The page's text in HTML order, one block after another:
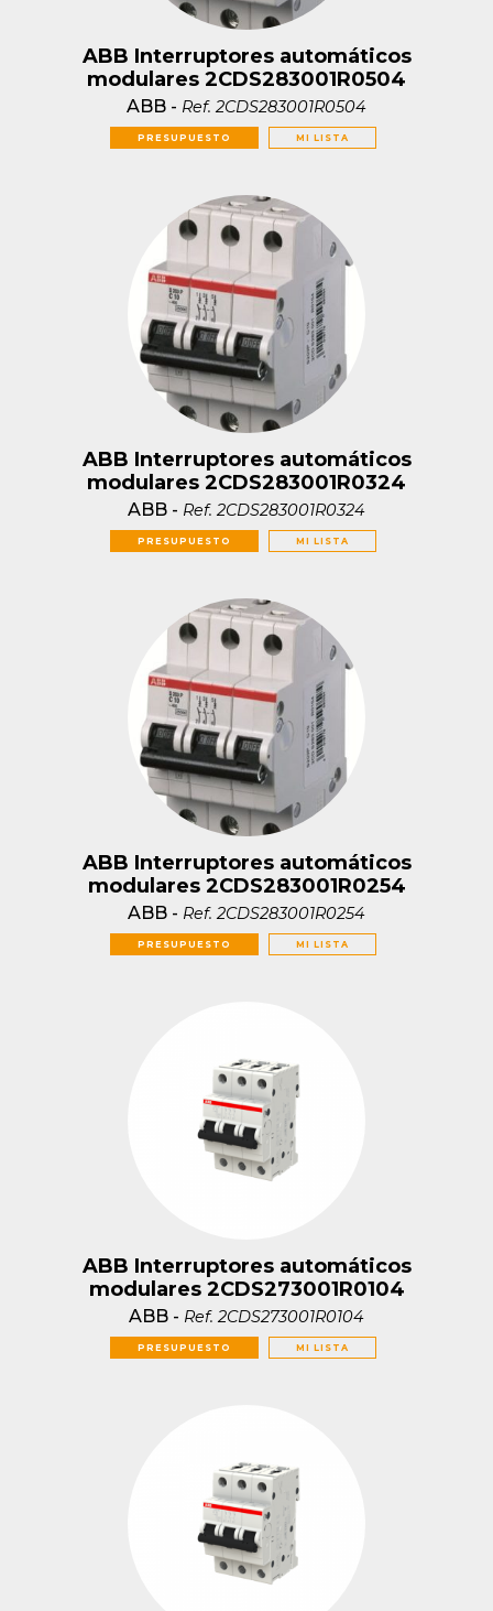
ABB Interruptores automáticos
modulares 2CDS283001R0504
ABB - Ref.2CDS283001R0504
PRESUPUESTO MI LISTA
ABB Interruptores automáticos
modulares 2CDS283001R0324
ABB - Ref.2CDS283001R0324
PRESUPUESTO MI LISTA
ABB Interruptores automáticos
modulares 2CDS283001R0254
ABB - Ref.2CDS283001R0254
PRESUPUESTO MI LISTA
ABB Interruptores automáticos
modulares 2CDS273001R0104
ABB - Ref.2CDS273001R0104
PRESUPUESTO MI LISTA